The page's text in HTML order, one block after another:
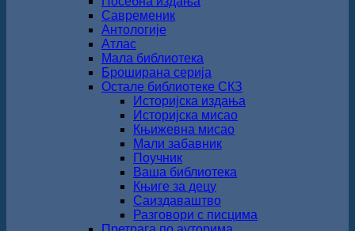
Савременик
Антологије
Атлас
Мала библиотека
Броширана серија
Остале библиотеке СКЗ
Историјска издања
Историјска мисао
Књижевна мисао
Мали забавник
Поучник
Ваша библиотека
Књиге за децу
Саиздаваштво
Разговори с писцима